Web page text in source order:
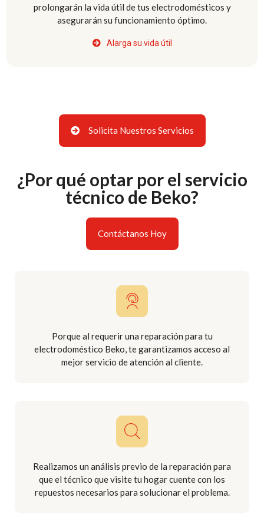
prolongarán la vida útil de tus electrodomésticos y
asegurarán su funcionamiento óptimo.
Alarga su vida útil
Solicita Nuestros Servicios
¿Por qué optar por el servicio
técnico de Beko?
Contáctanos Hoy
Porque al requerir una reparación para tu
electrodoméstico Beko, te garantizamos acceso al
mejor servicio de atención al cliente.
Realizamos un análisis previo de la reparación para
que el técnico que visite tu hogar cuente con los
repuestos necesarios para solucionar el problema.